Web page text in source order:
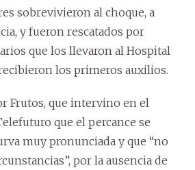
sobrevivieron al choque, a
y fueron rescatados por
que los llevaron al Hospital
los primeros auxilios.
Frutos, que intervino en el
que el percance se
muy pronunciada y que “no
por la ausencia de